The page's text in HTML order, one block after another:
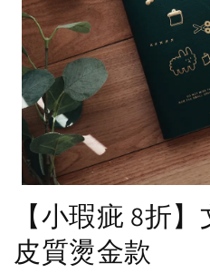
【小瑕疵 8折
皮質燙金款